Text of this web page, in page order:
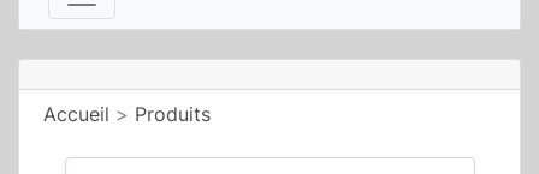
Accueil > Produits